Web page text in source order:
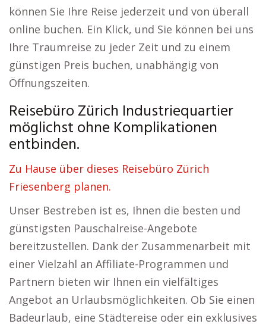
können Sie Ihre Reise jederzeit und von überall
online buchen. Ein Klick, und Sie können bei uns
Ihre Traumreise zu jeder Zeit und zu einem
günstigen Preis buchen, unabhängig von
Öffnungszeiten.
Reisebüro Zürich Industriequartier
möglichst ohne Komplikationen
entbinden.
Zu Hause über dieses Reisebüro Zürich
Friesenberg planen.
Unser Bestreben ist es, Ihnen die besten und
günstigsten Pauschalreise-Angebote
bereitzustellen. Dank der Zusammenarbeit mit
einer Vielzahl an Affiliate-Programmen und
Partnern bieten wir Ihnen ein vielfältiges
Angebot an Urlaubsmöglichkeiten. Ob Sie einen
Badeurlaub, eine Städtereise oder ein exklusives